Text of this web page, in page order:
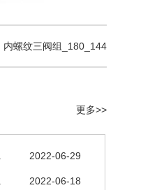
内螺纹三阀组_180_144
更多>>
2022-06-29
2022-06-18